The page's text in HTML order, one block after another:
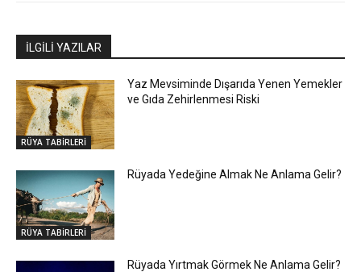
İLGİLİ YAZILAR
RÜYA TABİRLERİ
Yaz Mevsiminde Dışarıda Yenen Yemekler
ve Gıda Zehirlenmesi Riski
RÜYA TABİRLERİ
Rüyada Yedeğine Almak Ne Anlama Gelir?
Rüyada Yırtmak Görmek Ne Anlama Gelir?